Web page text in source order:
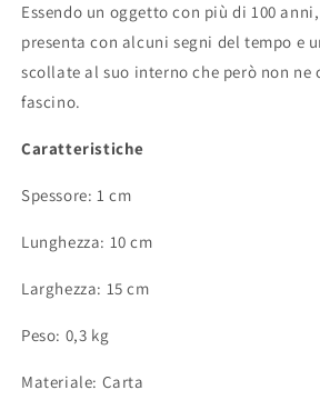
Essendo un oggetto con più di 100
presenta con alcuni segni del tempo e
scollate al suo interno che però non
fascino.
Caratteristiche
Spessore: 1 cm
Lunghezza: 10 cm
Larghezza: 15 cm
Peso: 0,3 kg
Materiale: Carta